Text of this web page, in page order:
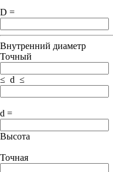
D =
Внутренний диаметр
Точный
≤ d ≤
d =
Высота
Точная